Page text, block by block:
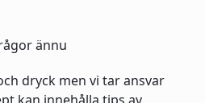
ännu
dryck men vi tar ansvar